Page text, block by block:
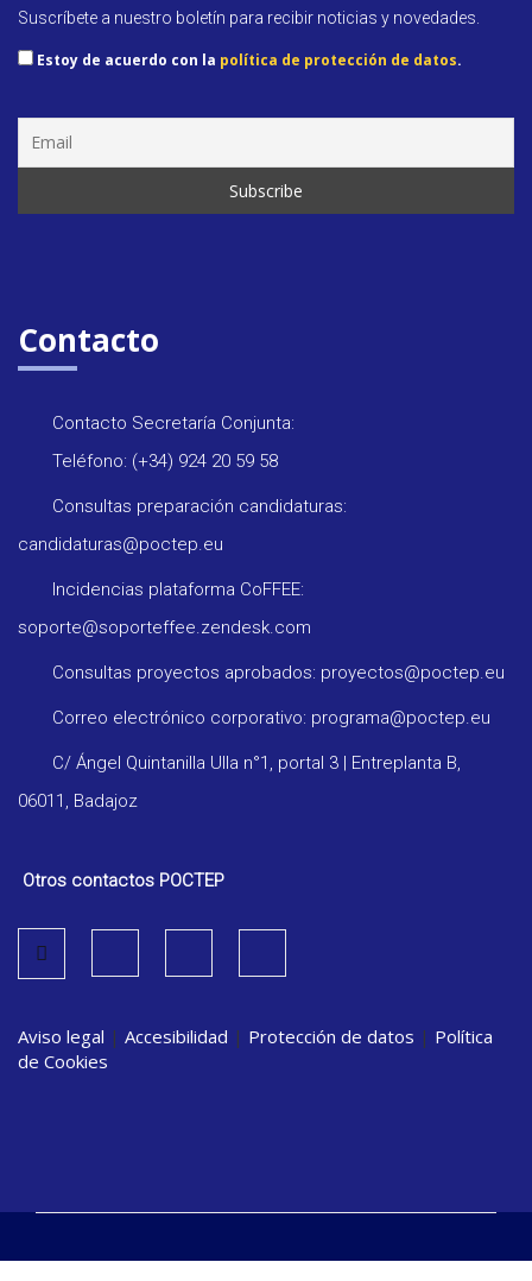
Suscríbete a nuestro boletín para recibir noticias y novedades.
Estoy de acuerdo con la política de protección de datos.
Contacto
Contacto Secretaría Conjunta:
Teléfono: (+34) 924 20 59 58
Consultas preparación candidaturas:
candidaturas@poctep.eu
Incidencias plataforma CoFFEE:
soporte@soporteffee.zendesk.com
Consultas proyectos aprobados: proyectos@poctep.eu
Correo electrónico corporativo: programa@poctep.eu
C/ Ángel Quintanilla Ulla n°1, portal 3 | Entreplanta B,
06011, Badajoz
Otros contactos POCTEP
Aviso legal | Accesibilidad | Protección de datos | Política
de Cookies